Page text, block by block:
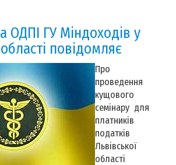
ОДПІ ГУ Міндоходів у
повідомляє
Про
проведення
кущового
семінару для
платників
податків
Львівської
області